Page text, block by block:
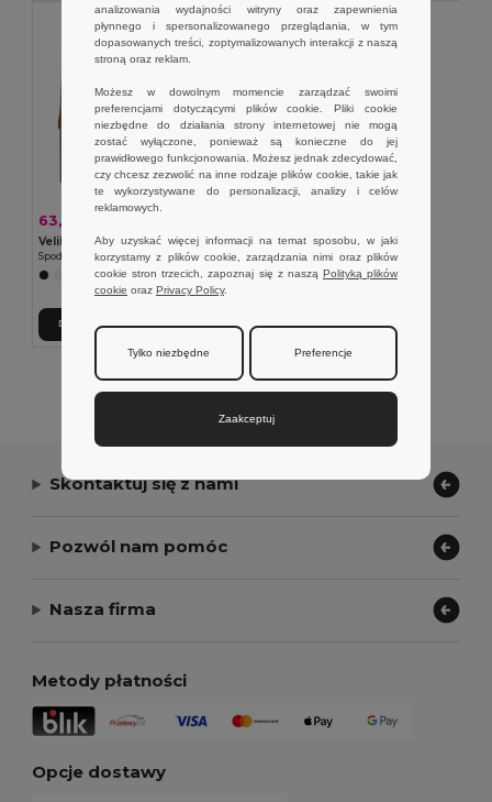
63,10 zł
Velilla 36115
Spodnie diagonalne z wieloma kieszeniami (200 g/m²), z bawełny (35%) i poliestru (65%)
+4 kolory
Dodaj Do Koszyka
Wyświetlanie Wszystkich Produktów.
Skontaktuj się z nami
Pozwól nam pomóc
Nasza firma
Metody płatności
Opcje dostawy
analizowania wydajności witryny oraz zapewnienia
płynnego i spersonalizowanego przeglądania, w tym
dopasowanych treści, zoptymalizowanych interakcji z naszą
stroną oraz reklam.
Możesz w dowolnym momencie zarządzać swoimi
preferencjami dotyczącymi plików cookie. Pliki cookie
niezbędne do działania strony internetowej nie mogą
zostać wyłączone, ponieważ są konieczne do jej
prawidłowego funkcjonowania. Możesz jednak zdecydować,
czy chcesz zezwolić na inne rodzaje plików cookie, takie jak
te wykorzystywane do personalizacji, analizy i celów
reklamowych.
Aby uzyskać więcej informacji na temat sposobu, w jaki
korzystamy z plików cookie, zarządzania nimi oraz plików
cookie stron trzecich, zapoznaj się z naszą Polityką plików
cookie oraz Privacy Policy.
Tylko niezbędne Preferencje
Zaakceptuj